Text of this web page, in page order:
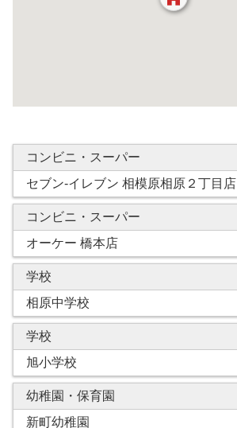
コンビニ・スーパー
セブン-イレブン 相模原相原２丁目店
コンビニ・スーパー
オーケー 橋本店
学校
相原中学校
学校
旭小学校
幼稚園・保育園
新町幼稚園